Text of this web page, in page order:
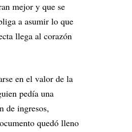
mejor y que se
a asumir lo que
llega al corazón
en el valor de la
pedía una
de ingresos,
quedó lleno